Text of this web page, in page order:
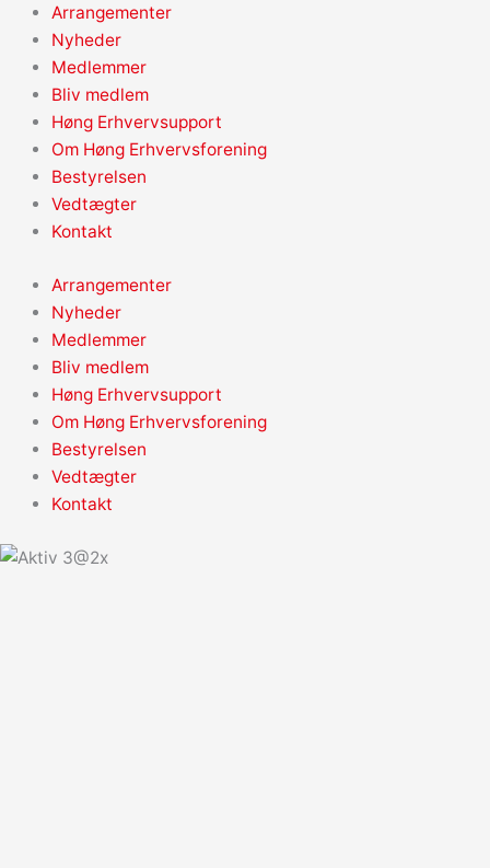
Arrangementer
Nyheder
Medlemmer
Bliv medlem
Høng Erhvervsupport
Om Høng Erhvervsforening
Bestyrelsen
Vedtægter
Kontakt
Arrangementer
Nyheder
Medlemmer
Bliv medlem
Høng Erhvervsupport
Om Høng Erhvervsforening
Bestyrelsen
Vedtægter
Kontakt